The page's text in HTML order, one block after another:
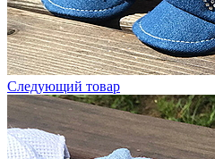
Следующий товар